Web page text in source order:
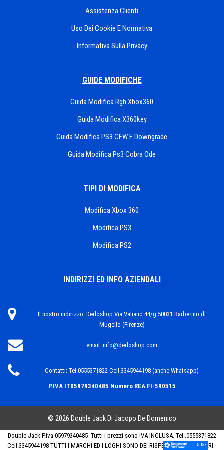
Assistenza Clienti
Uso Dei Cookie E Normativa
Informativa Sulla Privacy
GUIDE MODIFICHE
Guida Modifica Rgh Xbox360
Guida Modifica X360key
Guida Modifica PS3 CFW E Downgrade
Guida Modifica Ps3 Cobra Ode
TIPI DI MODIFICA
Modifica Xbox 360
Modifica PS3
Modifica PS2
INDIRIZZI ED INFO AZIENDALI
Il nostro indirizzo: Dedoshop Via Valiano 44/g 50031 Barberino di
Mugello (Firenze)
email: info@dedoshop.com
Contatti: Tel.0555371822 Cell.3345944198 (anche Whatsapp)
P.IVA IT05979340485 Numero REA FI-590515
© 2026 Double Jack Di Jacopo De Domenico
Double Jack P.iva 05979340485 -Tutti i prezzi sono IVA INCLUSA. Tel .0555371822
Cell.3345944198 TUTTI I MARCHI ED I LOGHI SONO DEI RISPETTIVI PROPRIETARI -